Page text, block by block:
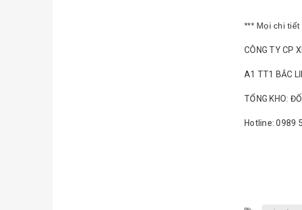
*** Mọi chi
CÔNG TY CP
A1 TT1 BẮC
TỔNG KHO:
Hotline: 0989